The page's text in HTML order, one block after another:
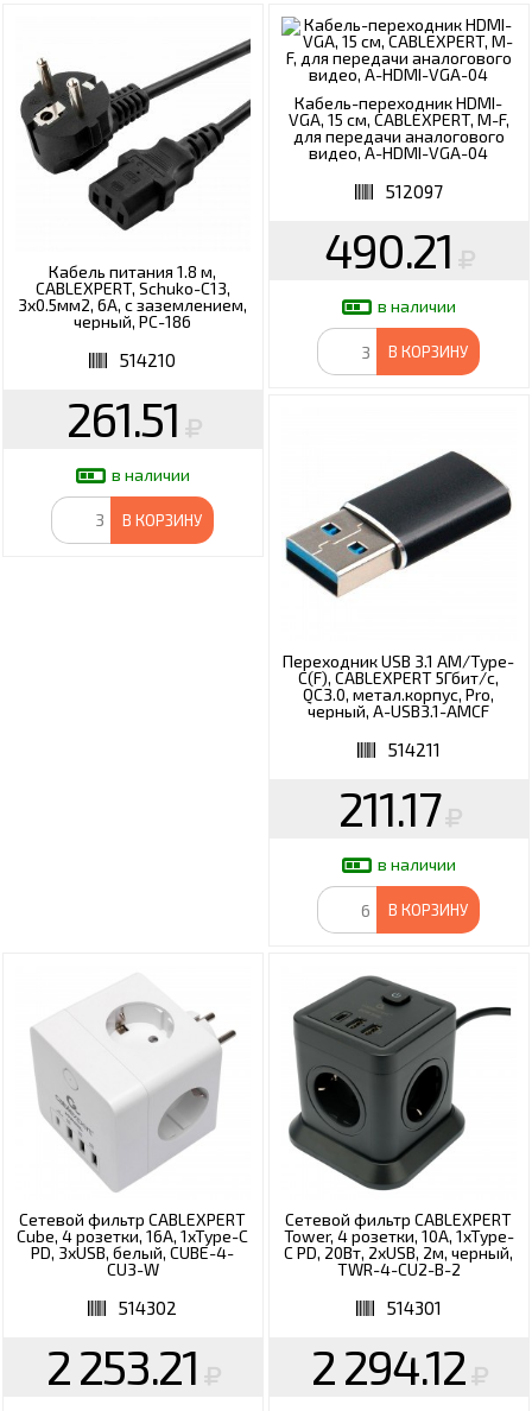
Кабель питания 1.8 м,
CABLEXPERT, Schuko-C13,
3x0.5мм2, 6A, с заземлением,
черный, PC-186
514210
261.51
в наличии
В КОРЗИНУ
Кабель-переходник HDMI-
VGA, 15 см, CABLEXPERT, M-F,
для передачи аналогового
видео, A-HDMI-VGA-04
512097
490.21
в наличии
В КОРЗИНУ
Переходник USB 3.1 AM/Type-
C(F), CABLEXPERT 5Гбит/с,
QC3.0, метал.корпус, Pro,
черный, A-USB3.1-AMCF
514211
211.17
в наличии
В КОРЗИНУ
Сетевой фильтр CABLEXPERT
Cube, 4 розетки, 16А, 1xType-C
PD, 3хUSB, белый, CUBE-4-
СU3-W
514302
2 253.21
Сетевой фильтр CABLEXPERT
Tower, 4 розетки, 10А, 1xType-
C PD, 20Вт, 2хUSB, 2м, черный,
TWR-4-CU2-B-2
514301
2 294.12